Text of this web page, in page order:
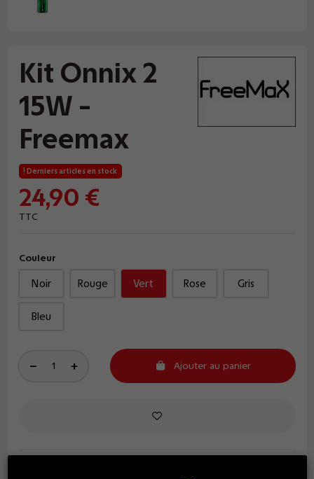
Kit Onnix 2
15W -
Freemax
Derniers articles en stock
24,90 €
TTC
Couleur
Noir Rouge Vert Rose Gris
Bleu
Ajouter au panier